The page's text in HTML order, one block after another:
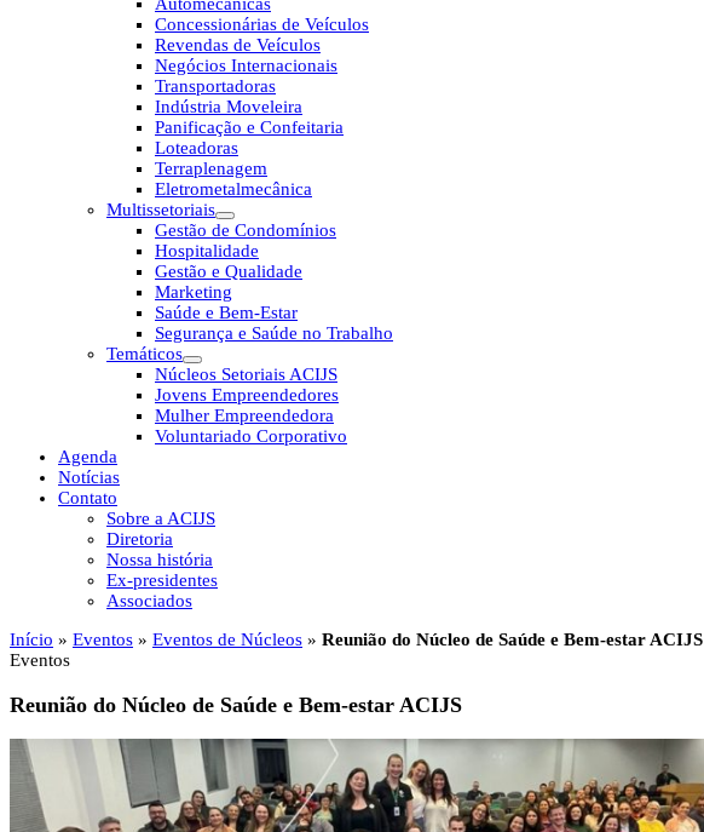
Concessionárias de Veículos
Revendas de Veículos
Negócios Internacionais
Transportadoras
Indústria Moveleira
Panificação e Confeitaria
Loteadoras
Terraplenagem
Eletrometalmecânica
Multissetoriais
Gestão de Condomínios
Hospitalidade
Gestão e Qualidade
Marketing
Saúde e Bem-Estar
Segurança e Saúde no Trabalho
Temáticos
Núcleos Setoriais ACIJS
Jovens Empreendedores
Mulher Empreendedora
Voluntariado Corporativo
Agenda
Notícias
Contato
Sobre a ACIJS
Diretoria
Nossa história
Ex-presidentes
Associados
Início » Eventos » Eventos de Núcleos » Reunião do Núcleo de Saúde e Bem-estar ACIJS
Eventos
Reunião do Núcleo de Saúde e Bem-estar ACIJS